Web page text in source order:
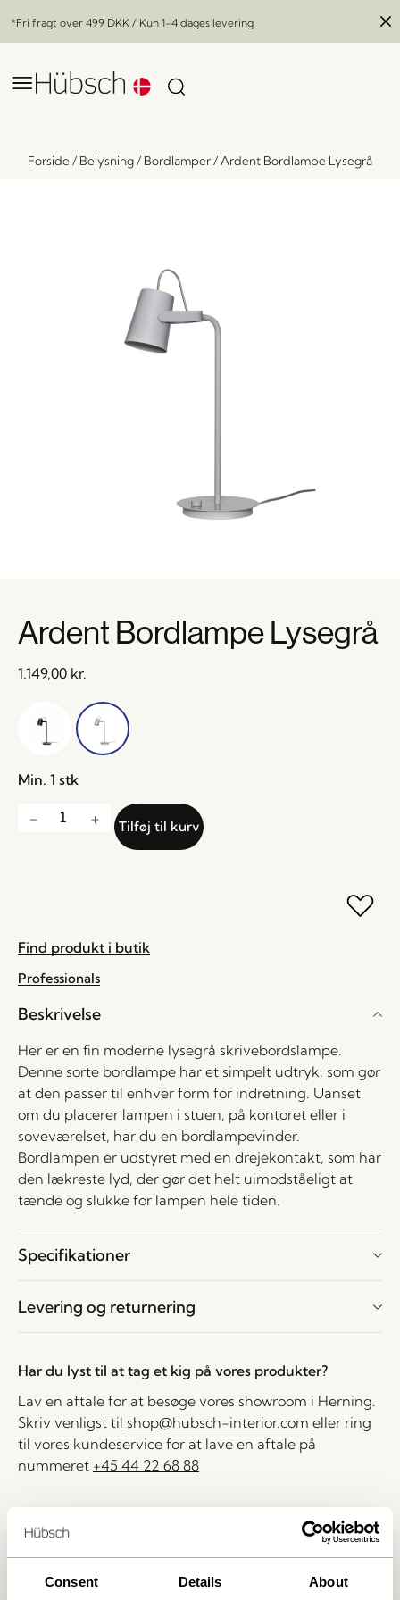
Consent Details About
*Fri fragt over 499 DKK / Kun 1-4 dages levering
Forside/ Belysning/ Bordlamper/ Ardent Bordlampe Lysegrå
Ardent Bordlampe Lysegrå
1.149,00 kr.
Min. 1 stk
Tilføj til kurv
Find produkt i butik
Professionals
Beskrivelse
Her er en fin moderne lysegrå skrivebordslampe.
Denne sorte bordlampe har et simpelt udtryk, som gør
at den passer til enhver form for indretning. Uanset
om du placerer lampen i stuen, på kontoret eller i
soveværelset, har du en bordlampevinder.
Bordlampen er udstyret med en drejekontakt, som har
den lækreste lyd, der gør det helt uimodståeligt at
tænde og slukke for lampen hele tiden.
Specifikationer
Levering og returnering
Har du lyst til at tag et kig på vores produkter?
Lav en aftale for at besøge vores showroom i Herning.
Skriv venligst til shop@hubsch-interior.com eller ring
til vores kundeservice for at lave en aftale på
nummeret +45 44 22 68 88
30 dages returret
Fri fragt over499 DKK*